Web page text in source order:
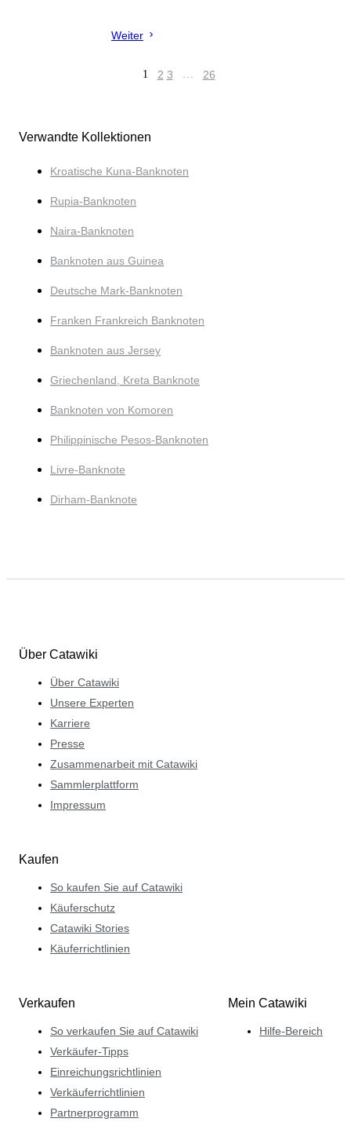
Weiter
1 2 3 … 26
Verwandte Kollektionen
Kroatische Kuna-Banknoten
Rupia-Banknoten
Naira-Banknoten
Banknoten aus Guinea
Deutsche Mark-Banknoten
Franken Frankreich Banknoten
Banknoten aus Jersey
Griechenland, Kreta Banknote
Banknoten von Komoren
Philippinische Pesos-Banknoten
Livre-Banknote
Dirham-Banknote
Über Catawiki
Über Catawiki
Unsere Experten
Karriere
Presse
Zusammenarbeit mit Catawiki
Sammlerplattform
Impressum
Kaufen
So kaufen Sie auf Catawiki
Käuferschutz
Catawiki Stories
Käuferrichtlinien
Verkaufen
So verkaufen Sie auf Catawiki
Verkäufer-Tipps
Einreichungsrichtlinien
Verkäuferrichtlinien
Partnerprogramm
Mein Catawiki
Hilfe-Bereich